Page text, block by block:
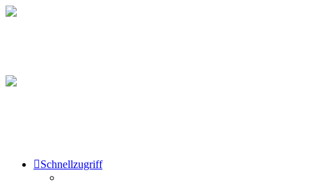
Schnellzugriff